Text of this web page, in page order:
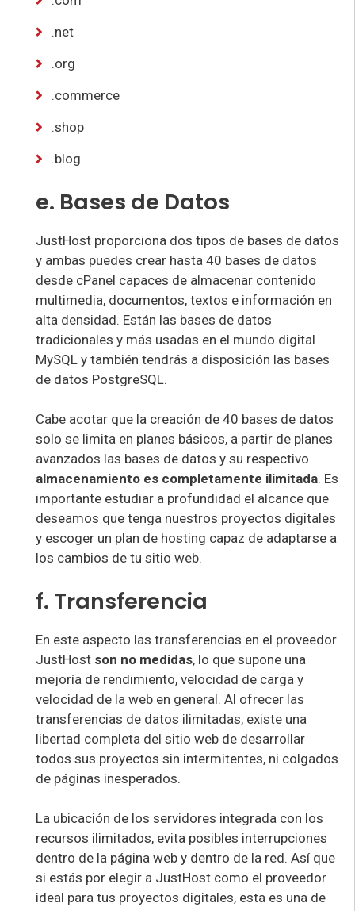
.net
.org
.commerce
.shop
.blog
e. Bases de Datos
JustHost proporciona dos tipos de bases de datos
y ambas puedes crear hasta 40 bases de datos
desde cPanel capaces de almacenar contenido
multimedia, documentos, textos e información en
alta densidad. Están las bases de datos
tradicionales y más usadas en el mundo digital
MySQL y también tendrás a disposición las bases
de datos PostgreSQL.
Cabe acotar que la creación de 40 bases de datos
solo se limita en planes básicos, a partir de planes
avanzados las bases de datos y su respectivo
almacenamiento es completamente ilimitada. Es
importante estudiar a profundidad el alcance que
deseamos que tenga nuestros proyectos digitales
y escoger un plan de hosting capaz de adaptarse a
los cambios de tu sitio web.
f. Transferencia
En este aspecto las transferencias en el proveedor
JustHost son no medidas, lo que supone una
mejoría de rendimiento, velocidad de carga y
velocidad de la web en general. Al ofrecer las
transferencias de datos ilimitadas, existe una
libertad completa del sitio web de desarrollar
todos sus proyectos sin intermitentes, ni colgados
de páginas inesperados.
La ubicación de los servidores integrada con los
recursos ilimitados, evita posibles interrupciones
dentro de la página web y dentro de la red. Así que
si estás por elegir a JustHost como el proveedor
ideal para tus proyectos digitales, esta es una de